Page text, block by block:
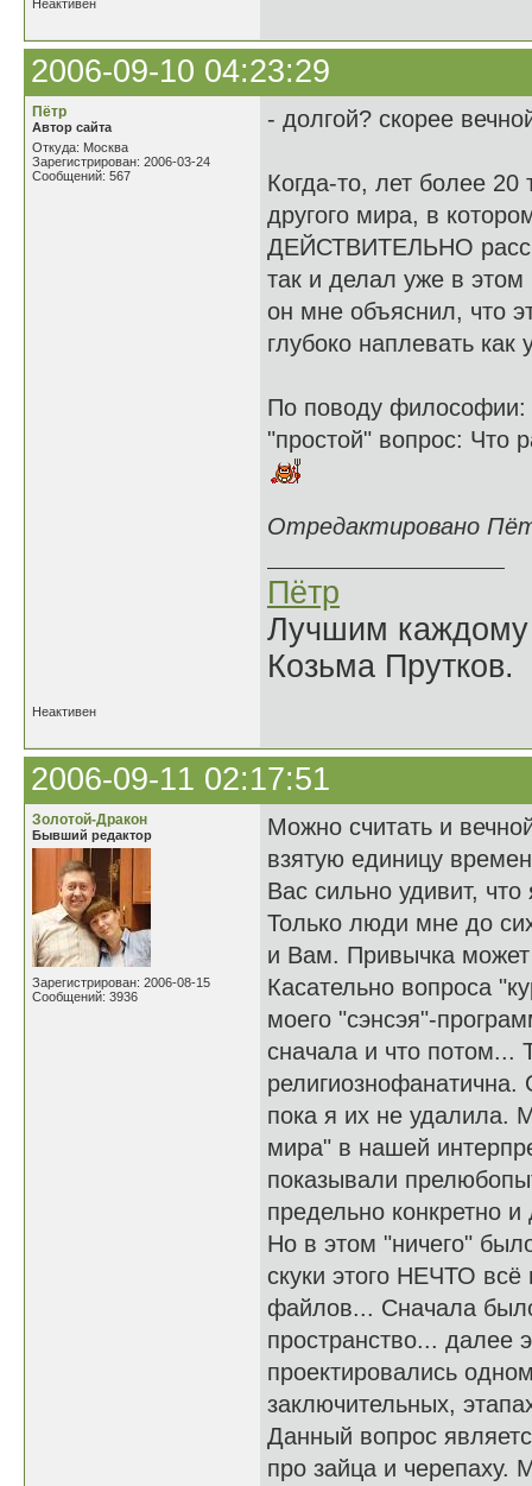
Неактивен
2006-09-10 04:23:29
Пётр
Автор сайта
Откуда: Москва
Зарегистрирован: 2006-03-24
Сообщений: 567
- долгой? скорее
Когда-то, лет более
другого мира, в
ДЕЙСТВИТЕЛЬНО
так и делал уже в
он мне объяснил, что
глубоко наплевать
По поводу философии:
"простой" вопрос: Что
Отредактировано
Пётр
Лучшим каждому
Козьма Прутков.
Неактивен
2006-09-11 02:17:51
Золотой-Дракон
Бывший редактор
Зарегистрирован: 2006-08-15
Сообщений: 3936
Можно считать и
взятую единицу
Вас сильно удивит,
Только люди мне до
и Вам. Привычка может
Касательно вопроса
моего "сэнсэя"-
сначала и что потом...
пока я их не удалила.
мира" в нашей
показывали
предельно конкретно
Но в этом "ничего"
скуки этого НЕЧТО
файлов... Сначала
пространство... далее
проектировались
заключительных,
Данный вопрос
про зайца и черепаху.